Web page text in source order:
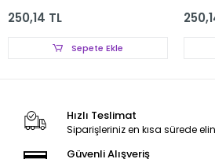
250,14 TL
Sepete Ekle
Hızlı Teslimat
Siparişleriniz en kısa sürede
Güvenli Alışveriş